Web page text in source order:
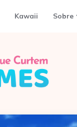
Kawaii Sobre